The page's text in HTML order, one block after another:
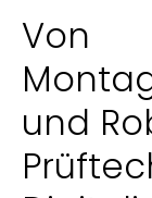
Von
und